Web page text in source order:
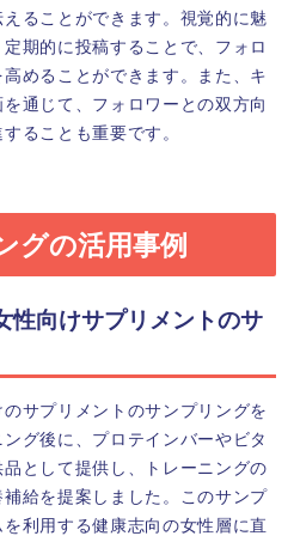
ることができます。視覚的に魅
期的に投稿することで、フォロ
めることができます。また、キ
通じて、フォロワーとの双方向
ることも重要です。
グの活用事例
性向けサプリメントのサ
サプリメントのサンプリングを
グ後に、プロテインバーやビタ
として提供し、トレーニングの
給を提案しました。このサンプ
利用する健康志向の女性層に直